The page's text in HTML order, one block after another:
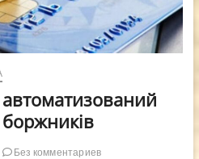
Без комментариев